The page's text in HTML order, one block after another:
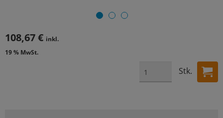
108,67 € inkl.
19 % MwSt.
Stk.